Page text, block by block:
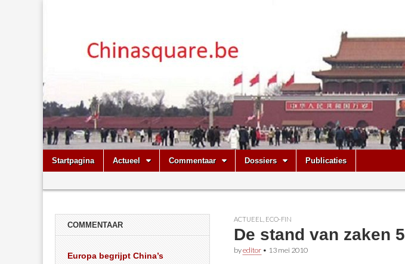
Chinasquare.be
Main
menu
Skip
Startpagina Actueel Commentaar Dossiers Publicaties
menu
ACTUEEL ECO-FIN
De stand van zaken 5
byeditor • 13 mei 2010
COMMENTAAR
Europa begrijpt China’s